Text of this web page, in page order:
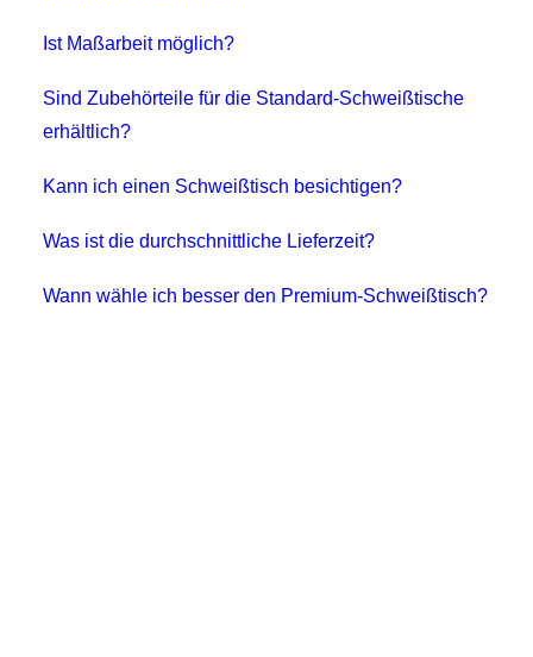
Ist Maßarbeit möglich?
Sind Zubehörteile für die Standard-Schweißtische
erhältlich?
Kann ich einen Schweißtisch besichtigen?
Was ist die durchschnittliche Lieferzeit?
Wann wähle ich besser den Premium-Schweißtisch?